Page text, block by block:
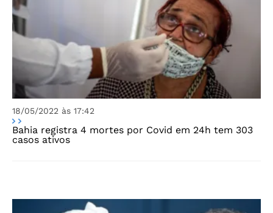
18/05/2022 às 17:42
Bahia registra 4 mortes por Covid em 24h tem 303
casos ativos